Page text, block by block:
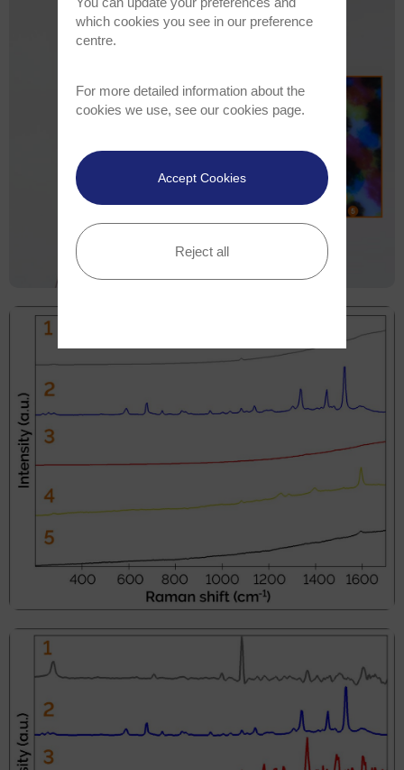
which cookies you see in our preference
centre.
For more detailed information about the
cookies we use, see our cookies page.
Accept Cookies
Reject all